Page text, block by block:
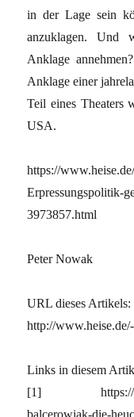
in der Lage sein
anzuklagen. Und
Anklage
Anklage einer
Teil eines Theaters
USA.
https://
Erpressungspolitik-
3973857.html
Peter Nowak
URL dieses Artikels:
http://
Links in diesem
[1] https://
balcerowiak-die-